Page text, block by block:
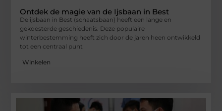
Ontdek de magie van de Ijsbaan in Best
De ijsbaan in Best (schaatsbaan) heeft een lange en
gekoesterde geschiedenis. Deze populaire
winterbestemming heeft zich door de jaren heen ontwikkeld
tot een centraal punt
Winkelen